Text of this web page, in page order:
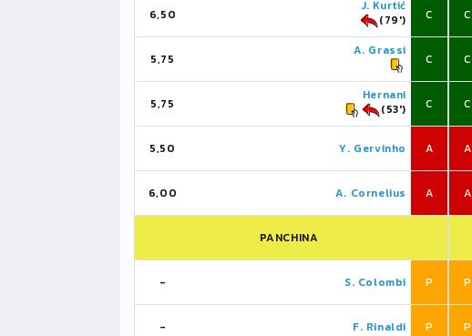
6,50
J. Kurtić
(79')
C
5,75
A. Grassi
C
5,75
Hernani
(53')
C
5,50 Y. Gervinho A
6,00 A. Cornelius A
PANCHINA
- S. Colombi P
- F. Rinaldi P
C
C
C
A
A
P
P